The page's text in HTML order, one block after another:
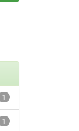
1
1